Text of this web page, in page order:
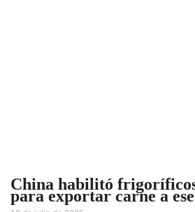
China habilitó
para exportar carne a